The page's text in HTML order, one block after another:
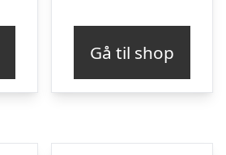
Gå til shop